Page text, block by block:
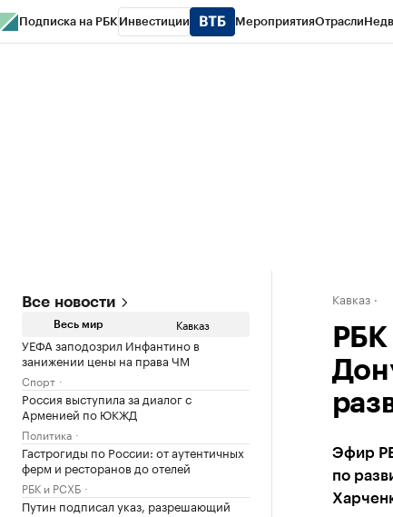
Подписка на РБК Инвестиции МероприятияОтрасли
Все новости
Весь мир Кавказ
УЕФА заподозрил Инфантино в
занижении цены на права ЧМ
Спорт
Россия выступила за диалог с
Арменией по ЮКЖД
Политика
Гастрогиды по России: от аутентичных
ферм и ресторанов до отелей
РБК и РСХБ
Путин подписал указ, разрешающий
Кавказ
Эфир
по